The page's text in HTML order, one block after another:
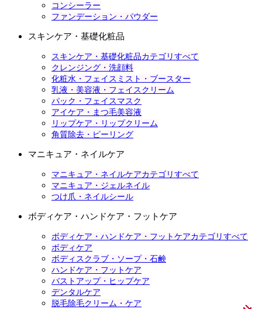
コンシーラー
ファンデーション・パウダー
スキンケア・基礎化粧品
スキンケア・基礎化粧品カテゴリすべて
クレンジング・洗顔料
化粧水・フェイスミスト・ブースター
乳液・美容液・フェイスクリーム
パック・フェイスマスク
アイケア・まつ毛美容液
リップケア・リップクリーム
角質除去・ピーリング
マニキュア・ネイルケア
マニキュア・ネイルケアカテゴリすべて
マニキュア・ジェルネイル
つけ爪・ネイルシール
ボディケア・ハンドケア・フットケア
ボディケア・ハンドケア・フットケアカテゴリすべて
ボディケア
ボディスクラブ・ソープ・石鹸
ハンドケア・フットケア
バストアップ・ヒップケア
デンタルケア
脱毛除毛クリーム・ケア